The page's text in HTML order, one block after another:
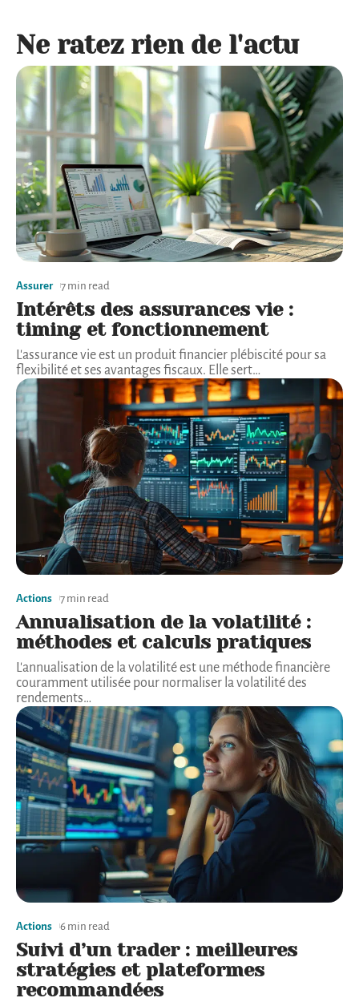
Ne ratez rien de l'actu
Assurer 7 min read
Intérêts des assurances vie :
timing et fonctionnement
L'assurance vie est un produit financier plébiscité pour sa
flexibilité et ses avantages fiscaux. Elle sert…
Actions 7 min read
Annualisation de la volatilité :
méthodes et calculs pratiques
L'annualisation de la volatilité est une méthode financière
couramment utilisée pour normaliser la volatilité des
rendements…
Actions 6 min read
Suivi d’un trader : meilleures
stratégies et plateformes
recommandées